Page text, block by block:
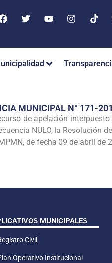
MUNICIPAL N° 171-
de apelación
NULO, la Resolución
de fecha 09 de abril
MUNICIPALES
Civil
Operativo Institucional